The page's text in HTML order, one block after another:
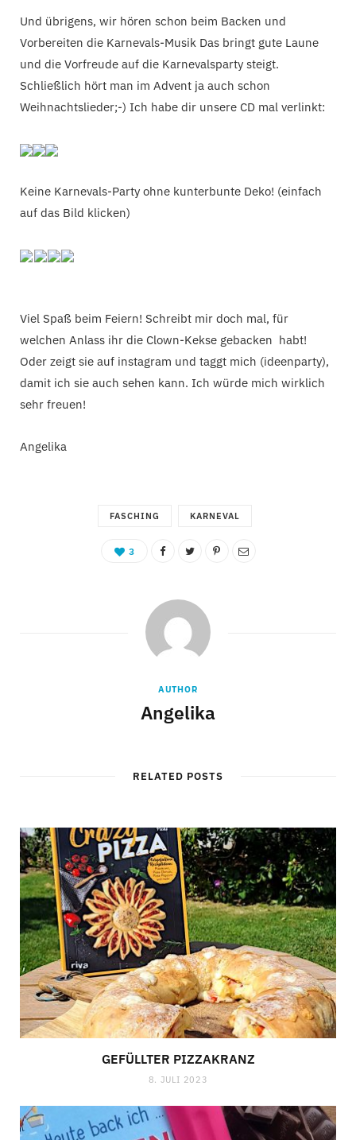
Und übrigens, wir hören schon beim Backen und
Vorbereiten die Karnevals-Musik Das bringt gute Laune
und die Vorfreude auf die Karnevalsparty steigt.
​Schließlich hört man im Advent ja auch schon
Weihnachtslieder;-) Ich habe dir unsere CD mal verlinkt:
Keine Karnevals-Party ohne kunterbunte Deko! (einfach
auf das Bild klicken)
Viel Spaß beim Feiern! Schreibt mir doch mal, für
welchen Anlass ihr die Clown-Kekse gebacken habt!
Oder zeigt sie auf instagram und taggt mich (ideenparty),
damit ich sie auch sehen kann. Ich würde mich wirklich
sehr freuen!
Angelika
FASCHING KARNEVAL
3
AUTHOR
Angelika
RELATED POSTS
GEFÜLLTER PIZZAKRANZ
8. JULI 2023